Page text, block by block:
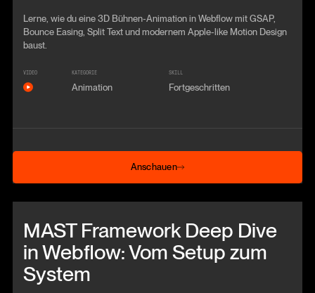
Lerne, wie du eine 3D Bühnen-Animation in Webflow mit GSAP,
Bounce Easing, Split Text und modernem Apple-like Motion Design
baust.
VIDEO KATEGORIE
Animation
SKILL
Fortgeschritten
Anschauen
Anschauen
MAST Framework Deep Dive
in Webflow: Vom Setup zum
System